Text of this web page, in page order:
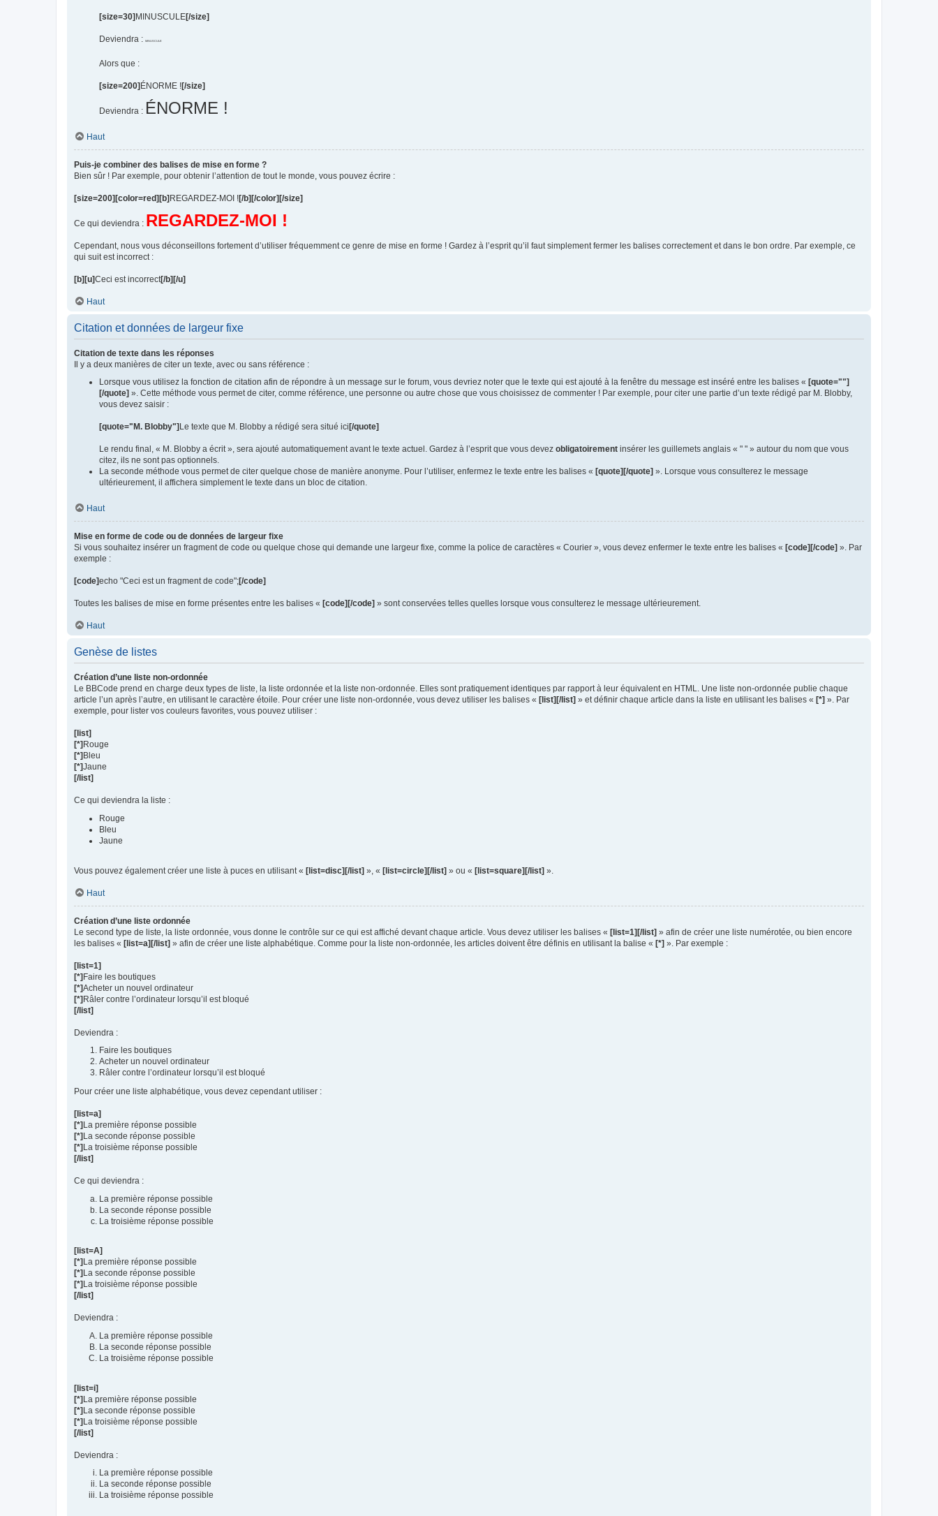
[size=30] MINUSCULE[/size]
Deviendra : MINUSCULE
Alors que :
[size=200] ÉNORME ![/size]
Deviendra : ÉNORME !
Haut
Puis-je combiner des balises de mise en forme ?
Bien sûr ! Par exemple, pour obtenir l’attention de tout le monde, vous pouvez écrire :
[size=200][color=red][b]REGARDEZ-MOI ![/b][/color][/size]
Ce qui deviendra : REGARDEZ-MOI !
Cependant, nous vous déconseillons fortement d’utiliser fréquemment ce genre de mise en forme ! Gardez à l’esprit qu’il faut simplement fermer les balises correctement et dans le bon ordre. Par exemple, ce
qui suit est incorrect :
[b][u]Ceci est incorrect[/b][/u]
Haut
Citation et données de largeur fixe
Citation de texte dans les réponses
Il y a deux manières de citer un texte, avec ou sans référence :
Lorsque vous utilisez la fonction de citation afin de répondre à un message sur le forum, vous devriez noter que le texte qui est ajouté à la fenêtre du message est inséré entre les balises « [quote=""]
[/quote] ». Cette méthode vous permet de citer, comme référence, une personne ou autre chose que vous choisissez de commenter ! Par exemple, pour citer une partie d’un texte rédigé par M. Blobby,
vous devez saisir :
[quote="M. Blobby"] Le texte que M. Blobby a rédigé sera situé ici [/quote]
Le rendu final, « M. Blobby a écrit », sera ajouté automatiquement avant le texte actuel. Gardez à l’esprit que vous devez obligatoirement insérer les guillemets anglais « " " » autour du nom que vous
citez, ils ne sont pas optionnels.
La seconde méthode vous permet de citer quelque chose de manière anonyme. Pour l’utiliser, enfermez le texte entre les balises « [quote][/quote] ». Lorsque vous consulterez le message
ultérieurement, il affichera simplement le texte dans un bloc de citation.
Haut
Mise en forme de code ou de données de largeur fixe
Si vous souhaitez insérer un fragment de code ou quelque chose qui demande une largeur fixe, comme la police de caractères « Courier », vous devez enfermer le texte entre les balises « [code][/code] ». Par
exemple :
[code]echo "Ceci est un fragment de code";[/code]
Toutes les balises de mise en forme présentes entre les balises « [code][/code] » sont conservées telles quelles lorsque vous consulterez le message ultérieurement.
Haut
Genèse de listes
Création d’une liste non-ordonnée
Le BBCode prend en charge deux types de liste, la liste ordonnée et la liste non-ordonnée. Elles sont pratiquement identiques par rapport à leur équivalent en HTML. Une liste non-ordonnée publie chaque
article l’un après l’autre, en utilisant le caractère étoile. Pour créer une liste non-ordonnée, vous devez utiliser les balises « [list][/list] » et définir chaque article dans la liste en utilisant les balises « [*] ». Par
exemple, pour lister vos couleurs favorites, vous pouvez utiliser :
[list]
[*] Rouge
[*] Bleu
[*]Jaune
[/list]
Ce qui deviendra la liste :
Rouge
Bleu
Jaune
Vous pouvez également créer une liste à puces en utilisant « [list=disc][/list] », « [list=circle][/list] » ou « [list=square][/list] ».
Haut
Création d’une liste ordonnée
Le second type de liste, la liste ordonnée, vous donne le contrôle sur ce qui est affiché devant chaque article. Vous devez utiliser les balises « [list=1][/list] » afin de créer une liste numérotée, ou bien encore
les balises « [list=a][/list] » afin de créer une liste alphabétique. Comme pour la liste non-ordonnée, les articles doivent être définis en utilisant la balise « [*] ». Par exemple :
[list=1]
[*]Faire les boutiques
[*]Acheter un nouvel ordinateur
[*]Râler contre l’ordinateur lorsqu’il est bloqué
[/list]
Deviendra :
Faire les boutiques
Acheter un nouvel ordinateur
Râler contre l’ordinateur lorsqu’il est bloqué
Pour créer une liste alphabétique, vous devez cependant utiliser :
[list=a]
[*] La première réponse possible
[*] La seconde réponse possible
[*] La troisième réponse possible
[/list]
Ce qui deviendra :
La première réponse possible
La seconde réponse possible
La troisième réponse possible
[list=A]
[*] La première réponse possible
[*] La seconde réponse possible
[*] La troisième réponse possible
[/list]
Deviendra :
La première réponse possible
La seconde réponse possible
La troisième réponse possible
[list=i]
[*]La première réponse possible
[*]La seconde réponse possible
[*]La troisième réponse possible
[/list]
Deviendra :
La première réponse possible
La seconde réponse possible
La troisième réponse possible